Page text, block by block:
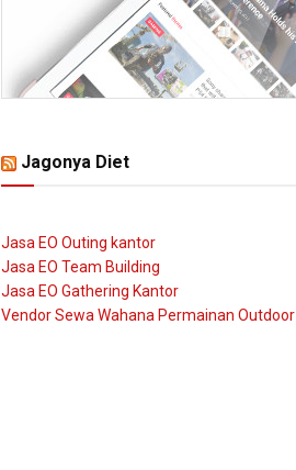
Jagonya Diet
Jasa EO Outing kantor
Jasa EO Team Building
Jasa EO Gathering Kantor
Vendor Sewa Wahana Permainan Outdoor